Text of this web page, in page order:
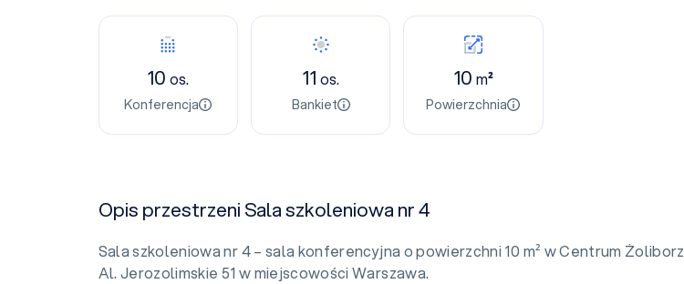
10os.
Konferencja
11os.
Bankiet
10 m²
Powierzchnia
Opis przestrzeni Sala szkoleniowa nr 4
Sala szkoleniowa nr 4 – sala konferencyjna o powierzchni 10 m² w Centrum Żoliborz
Al. Jerozolimskie 51 w miejscowości Warszawa.